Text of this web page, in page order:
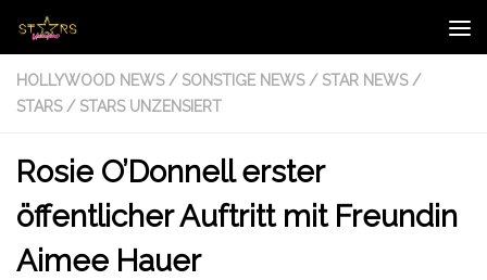
Zum Inhalt springen
HOLLYWOOD NEWS / SONSTIGE NEWS / STAR NEWS /
STARS / STARS UNZENSIERT
Rosie O’Donnell erster
öffentlicher Auftritt mit Freundin
Aimee Hauer